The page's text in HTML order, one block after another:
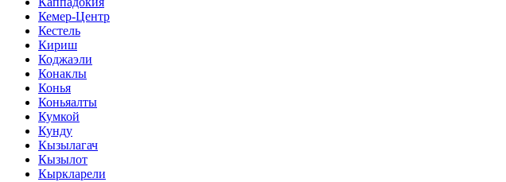
Кемер-Центр
Кестель
Кириш
Коджаэли
Конаклы
Конья
Коньяалты
Кумкой
Кунду
Кызылагач
Кызылот
Кыркларели